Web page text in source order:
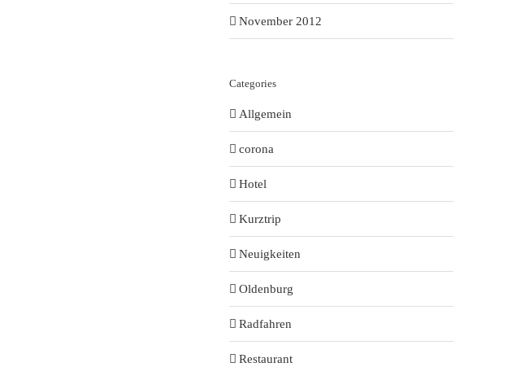
November 2012
Categories
Allgemein
corona
Hotel
Kurztrip
Neuigkeiten
Oldenburg
Radfahren
Restaurant